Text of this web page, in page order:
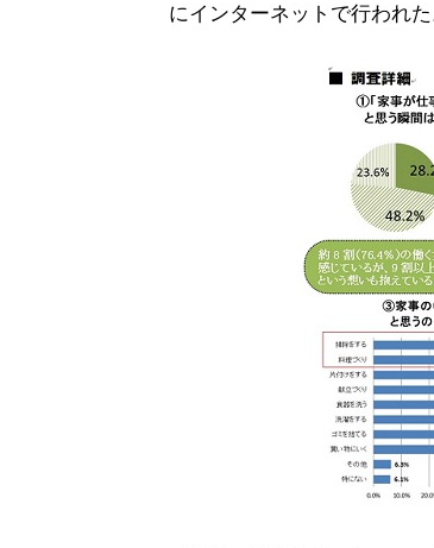
にインターネットで行われた